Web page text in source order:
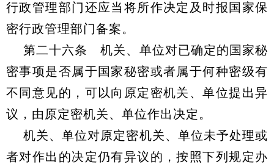
行政管理部门还应当将所作决定及时报国家保
密行政管理部门备案。
第二十六条 机关、单位对已确定的国家秘
密事项是否属于国家秘密或者属于何种密级有
不同意见的，可以向原定密机关、单位提出异
议，由原定密机关、单位作出决定。
机关、单位对原定密机关、单位未予处理或
者对作出的决定仍有异议的，按照下列规定办